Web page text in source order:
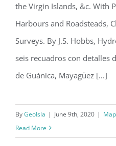
the Virgin Islands, &c. With
Harbours and Roadsteads,
Surveys. By J.S. Hobbs,
seis recuadros con detalles
de Guánica, Mayagüez [...]
ByGeoIsla | June 9th, 2020 |
Read More